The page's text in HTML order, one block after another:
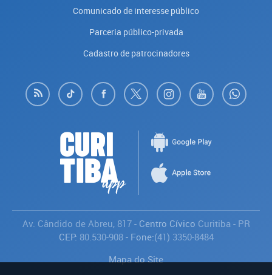
Comunicado de interesse público
Parceria público-privada
Cadastro de patrocinadores
Av. Cândido de Abreu, 817- Centro Cívico Curitiba - PR
CEP: 80.530-908- Fone:(41) 3350-8484
Mapa do Site